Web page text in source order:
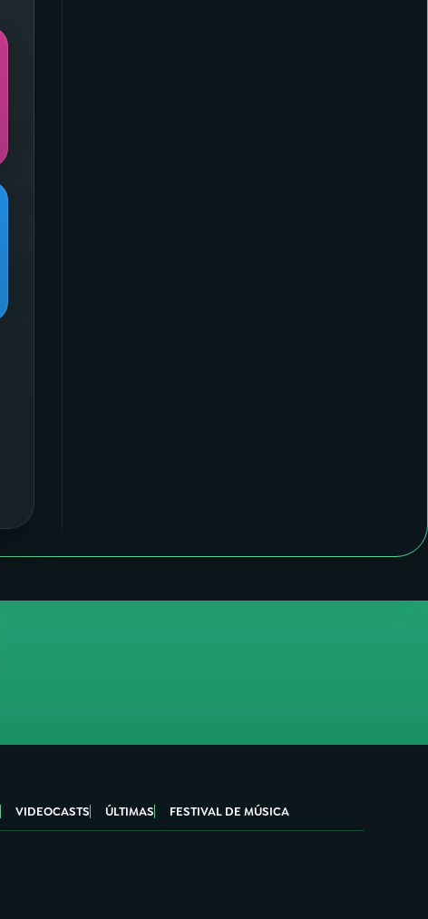
VIDEOCASTS ÚLTIMAS FESTIVAL DE MÚSICA